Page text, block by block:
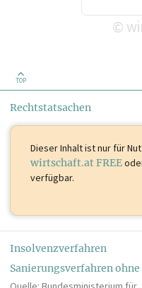
©
TOP
Rechtstatsachen
Dieser Inhalt istnur für
wirtschaft.at FREE
verfügbar.
Insolvenzverfahren
Sanierungsverfahren